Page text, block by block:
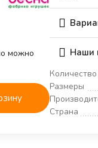
можно
Наши
Размеры
Страна